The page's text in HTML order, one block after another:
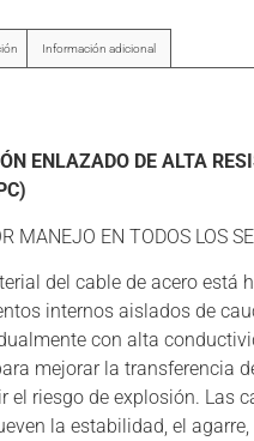
Información adicional
ENLAZADO DE ALTA
MANEJO EN TODOS LOS
del cable de acero está
internos aislados de
con alta
mejorar la transferencia
el riesgo de explosión. Las
la estabilidad, el